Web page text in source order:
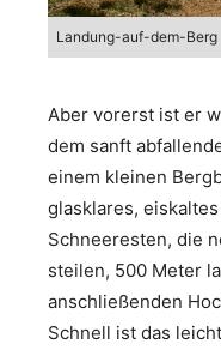
Landung-auf-dem-Berg
Aber vorerst ist er
dem sanft
einem kleinen
glasklares,
Schneeresten, die
steilen, 500 Meter
anschließenden
Schnell ist das